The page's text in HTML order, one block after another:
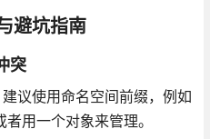
避坑指南
突
议使用命名空间前缀，例如
用一个对象来管理。